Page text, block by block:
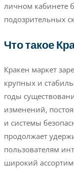
личном кабинете
подозрительных
Что такое
Кракен маркет
крупных и
годы
изменений,
и системы
продолжает
пользователям
широкий